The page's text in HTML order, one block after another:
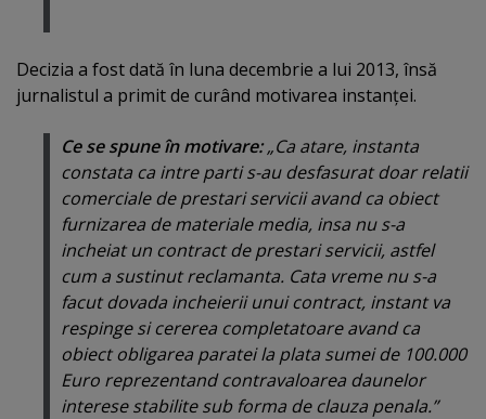
Decizia a fost dată în luna decembrie a lui 2013, însă
jurnalistul a primit de curând motivarea instanţei.
Ce se spune în motivare:„Ca atare, instanta
constata ca intre parti s-au desfasurat doar relatii
comerciale de prestari servicii avand ca obiect
furnizarea de materiale media, insa nu s-a
incheiat un contract de prestari servicii, astfel
cum a sustinut reclamanta. Cata vreme nu s-a
facut dovada incheierii unui contract, instant va
respinge si cererea completatoare avand ca
obiect obligarea paratei la plata sumei de 100.000
Euro reprezentand contravaloarea daunelor
interese stabilite sub forma de clauza penala.”